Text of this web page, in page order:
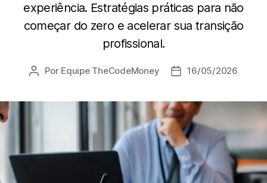
experiência. Estratégias práticas para não
começar do zero e acelerar sua transição
profissional.
Autor
Por Equipe TheCodeMoney
Data16/05/2026